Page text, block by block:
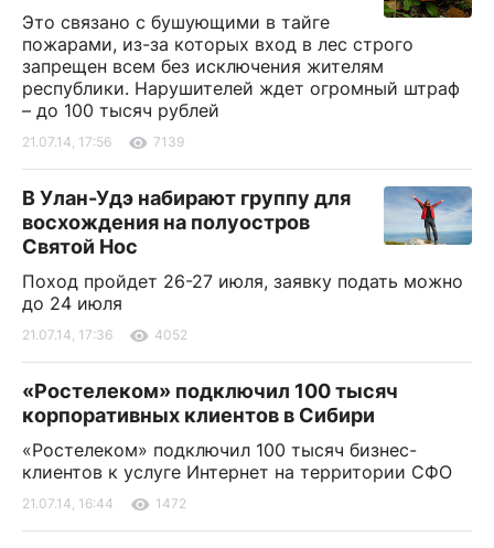
Это связано с бушующими в тайге
пожарами, из-за которых вход в лес строго
запрещен всем без исключения жителям
республики. Нарушителей ждет огромный штраф
– до 100 тысяч рублей
21.07.14, 17:56 7139
В Улан-Удэ набирают группу для
восхождения на полуостров
Святой Нос
Поход пройдет 26-27 июля, заявку подать можно
до 24 июля
21.07.14, 17:36 4052
«Ростелеком» подключил 100 тысяч
корпоративных клиентов в Сибири
«Ростелеком» подключил 100 тысяч бизнес-
клиентов к услуге Интернет на территории СФО
21.07.14, 16:44 1472